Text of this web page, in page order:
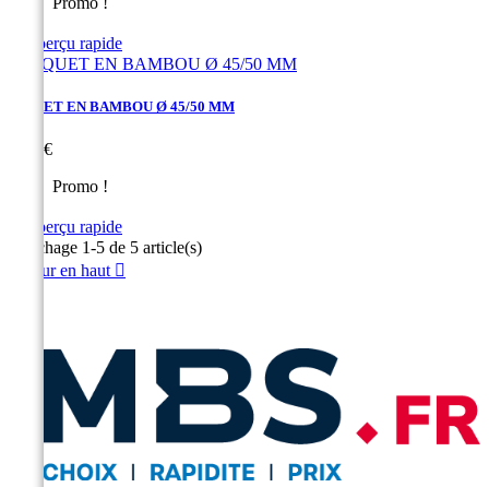
Aperçu rapide
PIQUET EN BAMBOU Ø 45/50 MM
1,20 €
Promo !
Aperçu rapide
Affichage 1-5 de 5 article(s)
Retour en haut 